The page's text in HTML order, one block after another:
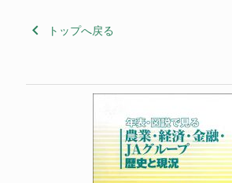
keyboard_arrow_left トップへ戻る